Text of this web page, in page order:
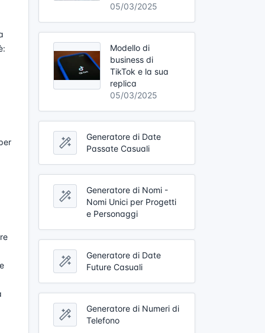
05/03/2025
Modello di
business di
TikTok e la sua
replica
05/03/2025
Generatore di Date
Passate Casuali
Generatore di Nomi -
Nomi Unici per Progetti
e Personaggi
Generatore di Date
Future Casuali
Generatore di Numeri di
Telefono